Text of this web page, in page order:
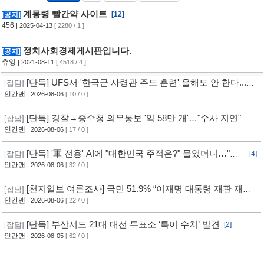
[공지] 계몽령 빨간약 사이트
[12]
456 | 2025-04-13 [ 2280 / 1 ]
[공지] 정치사회경제게시판입니다.
츄잉 | 2021-08-11 [ 4518 / 4 ]
[잡담] [단독] UFS서 '한국군 사령관 주도 훈련' 올해도 안 한다...
美, 전작권 전환 신중 기류
인간맨 | 2026-08-06 [ 10 / 0 ]
[잡담] [단독] 경찰→중수청 의무통보 '약 58만 개'…"수사 지연" 반
발
인간맨 | 2026-08-06 [ 17 / 0 ]
[잡담] [단독] '軍 전용' AI에 "대한민국 주적은?" 물었더니…"정
치적 사안이라 답변 제한"
[4]
인간맨 | 2026-08-06 [ 32 / 0 ]
[잡담] [천지일보 여론조사] 국민 51.9% “이재명 대통령 재판 재개
필요”
인간맨 | 2026-08-06 [ 22 / 0 ]
[잡담] [단독] 부산서도 21대 대선 투표소 ‘특이 수치’ 발견
[2]
인간맨 | 2026-08-05 [ 62 / 0 ]